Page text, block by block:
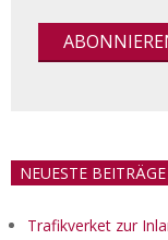
NEUESTE BEITRÄGE
Trafikverket zur